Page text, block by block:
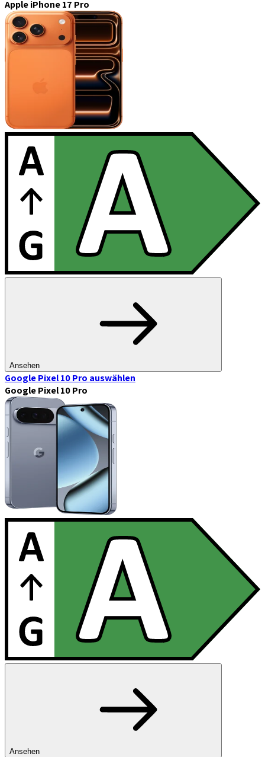
Apple iPhone 17 Pro
Ansehen
Google Pixel 10 Pro auswählen
Google Pixel 10 Pro
Ansehen